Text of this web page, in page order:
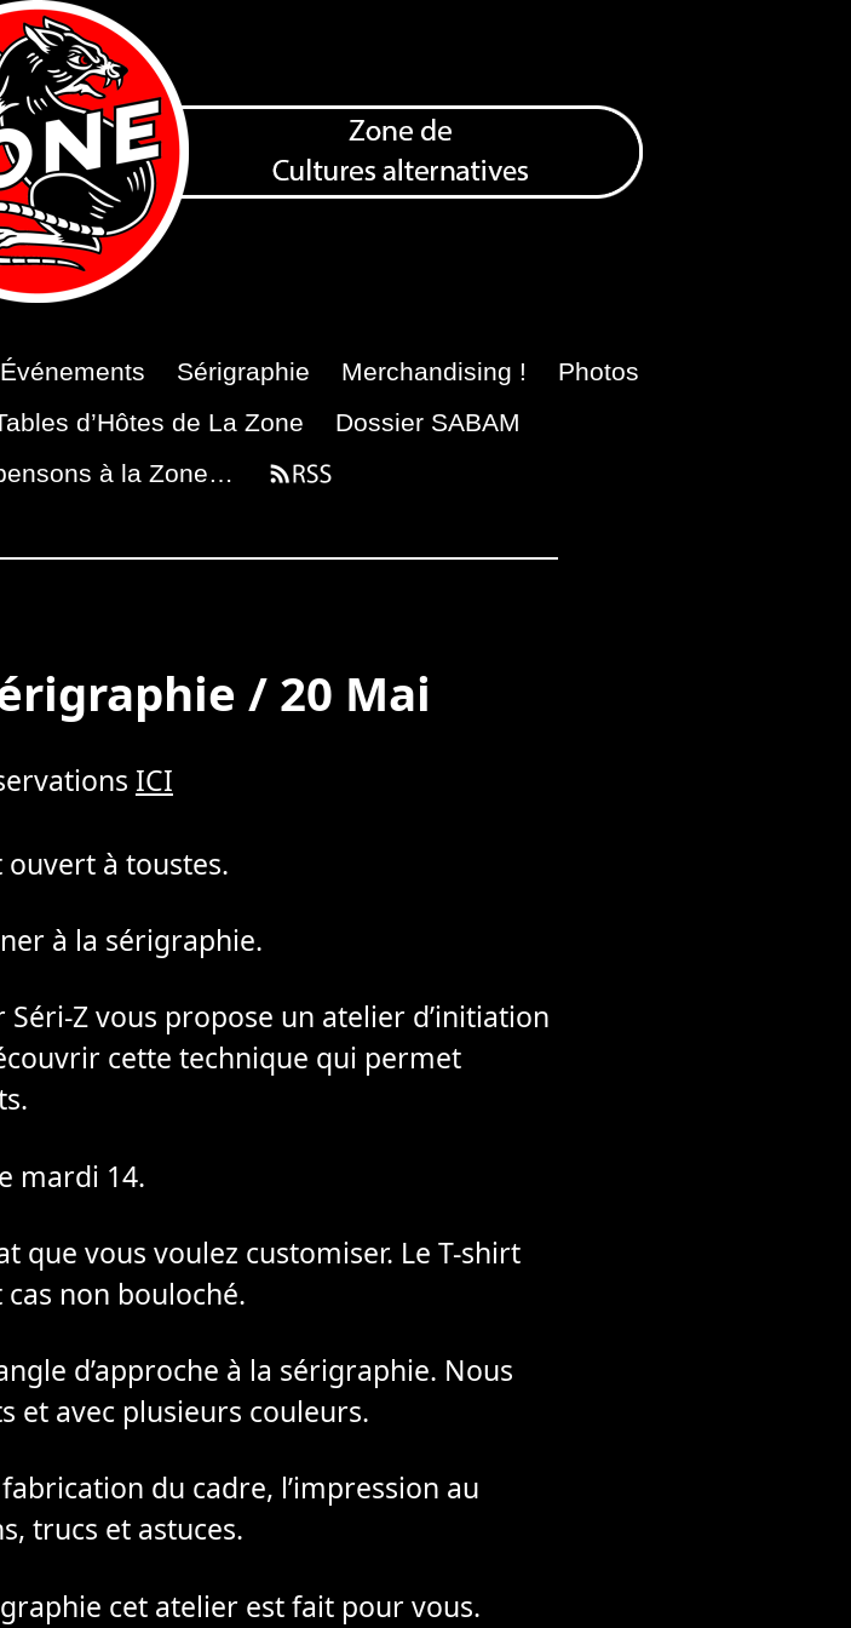
Événements Sérigraphie Merchandising !
Photos
d’Hôtes de La Zone
Dossier SABAM
à la Zone…
/ 20 Mai
ICI
ouvert à toustes.
à la sérigraphie.
Z vous propose un atelier d’initiation
cette technique qui permet
mardi 14.
que vous voulez customiser. Le T-shirt
non bouloché.
d’approche à la sérigraphie. Nous
et avec plusieurs couleurs.
du cadre, l’impression au
trucs et astuces.
cet atelier est fait pour vous.